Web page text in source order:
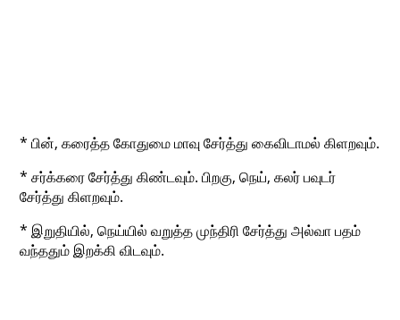
* பின், கரைத்த கோதுமை மாவு சேர்த்து கைவிடாமல் கிளறவும்.
* சர்க்கரை சேர்த்து கிண்டவும். பிறகு, நெய், கலர் பவுடர்
சேர்த்து கிளறவும்.
* இறுதியில், நெய்யில் வறுத்த முந்திரி சேர்த்து அல்வா பதம்
வந்ததும் இறக்கி விடவும்.